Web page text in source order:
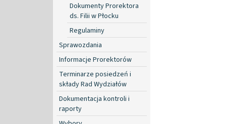
Dokumenty Prorektora
ds. Filii w Płocku
Regulaminy
Sprawozdania
Informacje Prorektorów
Terminarze posiedzeń i
składy Rad Wydziałów
Dokumentacja kontroli i
raporty